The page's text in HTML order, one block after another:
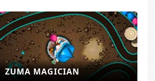
ZUMA MAGICIAN